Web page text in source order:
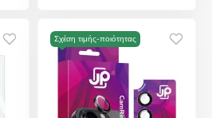
Σχέση τιμής-ποιότητας